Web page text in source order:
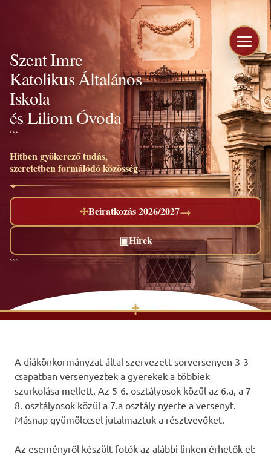
```
```
Szent Imre
Katolikus Általános
Iskola
és Liliom Óvoda
```
Hitben gyökerező tudás,
szeretetben formálódó közösség.
✣Beiratkozás 2026/2027→
▣Hírek
```
✝
contentA diákönkormányzat által szervezett sorversenyen 3-3
csapatban versenyeztek a gyerekek a többiek
szurkolása mellett. Az 5-6. osztályosok közül az 6.a, a 7-
8. osztályosok közül a 7.a osztály nyerte a versenyt.
Másnap gyümölccsel jutalmaztuk a résztvevőket.
Az eseményről készült fotók az alábbi linken érhetők el: